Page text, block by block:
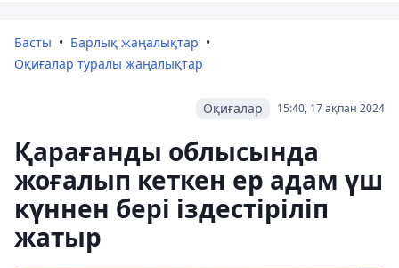
Басты
Барлық жаңалықтар
Оқиғалар туралы жаңалықтар
15:40, 17 ақпан 2024
Оқиғалар
Қарағанды ​​облысында
жоғалып кеткен ер адам үш
күннен бері іздестіріліп
жатыр